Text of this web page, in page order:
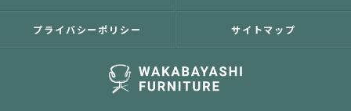
プライバシーポリシー サイトマップ